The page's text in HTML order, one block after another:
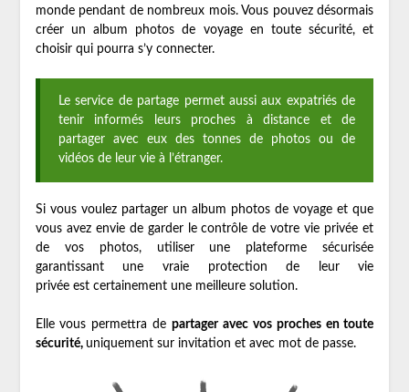
monde pendant de nombreux mois. Vous pouvez désormais
créer un album photos de voyage en toute sécurité, et
choisir qui pourra s’y connecter.
Le service de partage permet aussi aux expatriés de
tenir informés leurs proches à distance et de
partager avec eux des tonnes de photos ou de
vidéos de leur vie à l’étranger.
Si vous voulez partager un album photos de voyage et que
vous avez envie de garder le contrôle de votre vie privée et
de vos photos, utiliser une plateforme sécurisée
garantissant une vraie protection de leur vie
privée est certainement une meilleure solution.
Elle vous permettra departager avec vos proches en toute
sécurité, uniquement sur invitation et avec mot de passe.